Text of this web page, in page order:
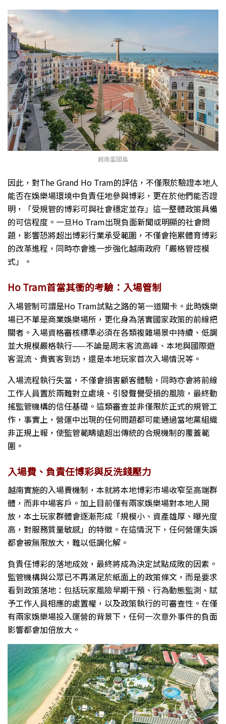
越南富國島
因此，對The Grand Ho Tram的評估，不僅限於驗證本地人
能否在娛樂場環境中負責任地參與博彩，更在於他們能否證
明，「受規管的博彩可與社會穩定並存」這一整體政策具備
的可信程度。一旦Ho Tram出現負面新聞或明顯的社會問
題，影響恐將超出博彩行業承受範圍，不僅會拖累體育博彩
的改革進程，同時亦會進一步強化越南政府「嚴格管控模
式」。
Ho Tram首當其衝的考驗：入場管制
入場管制可謂是Ho Tram試點之路的第一道關卡。此時娛樂
場已不單是商業娛樂場所，更化身為落實國家政策的前線把
關者。入場資格審核標準必須在各類複雜場景中持續、低調
並大規模嚴格執行——不論是周末客流高峰、本地與國際遊
客混流、貴賓客到訪，還是本地玩家首次入場情況等。
入場流程執行失當，不僅會損害顧客體驗，同時亦會將前線
工作人員置於兩難對立處境、引發聲譽受損的風險，最終動
搖監管機構的信任基礎。這類審查並非僅限於正式的規管工
作，事實上，營運中出現的任何問題都可能通過當地黨組織
非正規上報，使監管範疇遠超出傳統的合規機制的覆蓋範
圍。
入場費、負責任博彩與反洗錢壓力
越南實施的入場費機制，本就將本地博彩市場收窄至高端群
體，而非中場客戶。加上目前僅有兩家娛樂場對本地人開
放，本土玩家群體會逐漸形成「規模小、資產雄厚、曝光度
高，對服務質量敏感」的特徵。在這情況下，任何營運失誤
都會被無限放大，難以低調化解。
負責任博彩的落地成效，最終將成為決定試點成敗的因素。
監管機構與公眾已不再滿足於紙面上的政策條文，而是要求
看到政策落地：包括玩家風險早期干預、行為動態監測、賦
予工作人員相應的處置權，以及政策執行的可審查性。在僅
有兩家娛樂場投入運營的背景下，任何一次意外事件的負面
影響都會加倍放大。